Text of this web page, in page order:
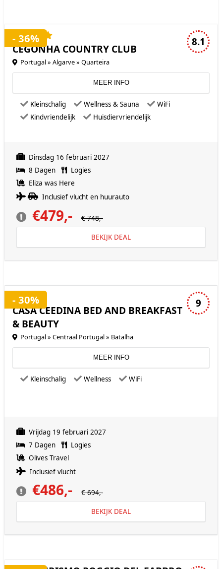
8.1
CEGONHA COUNTRY CLUB
Portugal » Algarve » Quarteira
MEER INFO
Kleinschalig Wellness & Sauna
WiFi
Kindvriendelijk
Huisdiervriendelijk
Dinsdag 16 februari 2027
8 Dagen
Logies
Eliza was Here
Inclusief vlucht en huurauto
€479,- € 748,-
- 36%
BEKIJK DEAL
9
3 sterren accommodatie
CASA CEEDINA BED AND BREAKFAST
& BEAUTY
Portugal » Centraal Portugal » Batalha
MEER INFO
Kleinschalig Wellness WiFi
Vrijdag 19 februari 2027
7 Dagen
Logies
Olives Travel
Inclusief vlucht
€486,- € 694,-
- 30%
BEKIJK DEAL